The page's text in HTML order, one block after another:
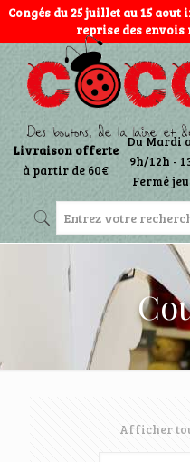
Congés du 25 juillet au 15
reprise des envois
Livraison offerte
à partir de 60€
Du Mardi
9h/12h -
Fermé
Afficher